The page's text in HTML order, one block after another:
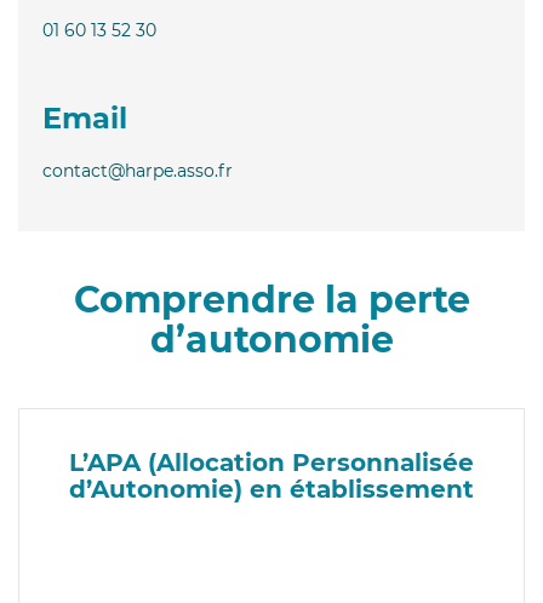
01 60 13 52 30
Email
contact@harpe.asso.fr
Comprendre la perte
d’autonomie
L’APA (Allocation Personnalisée
d’Autonomie) en établissement